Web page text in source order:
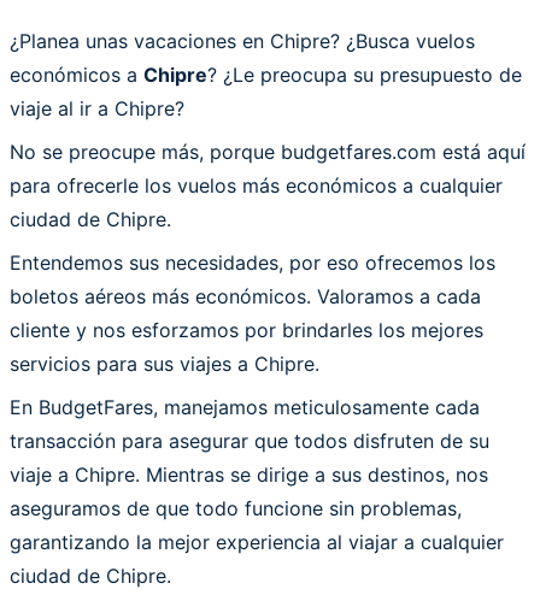
¿Planea unas vacaciones en Chipre? ¿Busca vuelos
económicos a Chipre? ¿Le preocupa su presupuesto de
viaje al ir a Chipre?
No se preocupe más, porque budgetfares.com está aquí
para ofrecerle los vuelos más económicos a cualquier
ciudad de Chipre.
Entendemos sus necesidades, por eso ofrecemos los
boletos aéreos más económicos. Valoramos a cada
cliente y nos esforzamos por brindarles los mejores
servicios para sus viajes a Chipre.
En BudgetFares, manejamos meticulosamente cada
transacción para asegurar que todos disfruten de su
viaje a Chipre. Mientras se dirige a sus destinos, nos
aseguramos de que todo funcione sin problemas,
garantizando la mejor experiencia al viajar a cualquier
ciudad de Chipre.